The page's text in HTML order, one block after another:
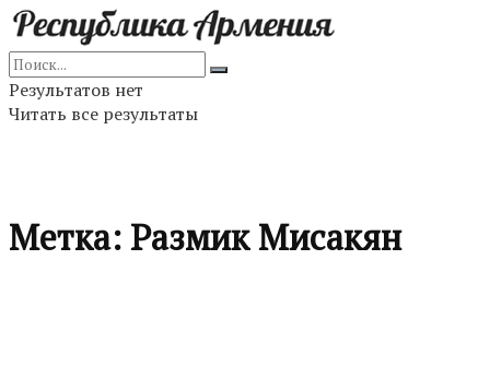
Результатов нет
Читать все результаты
Метка: Размик Мисакян